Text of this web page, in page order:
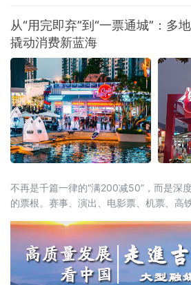
展互联网数据中心、
务等增值电信业务。
的重要进展。在试点
从“用完即弃”到“一票通城”：多
撬动消费新蓝海
不再是千篇一律的“满200减50”，而是深
的票根。赛事、演出、电影票、机票、高
心的新浪潮，正试图通过一张张电子或纸
的“短暂流量”，并将其转化为实实在在的
全城：消费场景